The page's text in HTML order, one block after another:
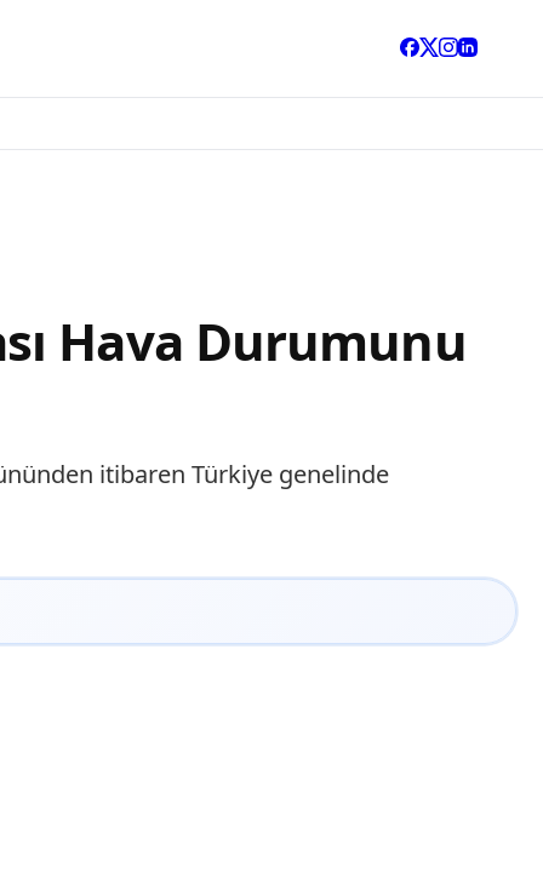
Hava Durumunu
itibaren Türkiye genelinde